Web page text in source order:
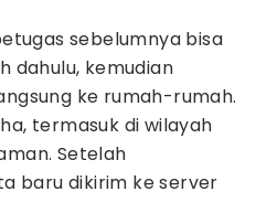
sebelumnya bisa
dahulu, kemudian
ke rumah-rumah.
termasuk di wilayah
Setelah
baru dikirim ke server